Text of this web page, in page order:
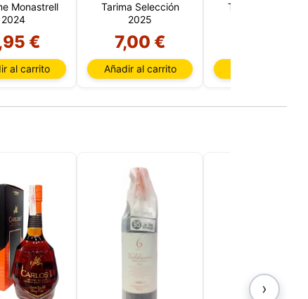
Monastrell
2024
€
al carrito
Tarima Selección
2025
7,00 €
Añadir al carrito
Tarima Selección
›